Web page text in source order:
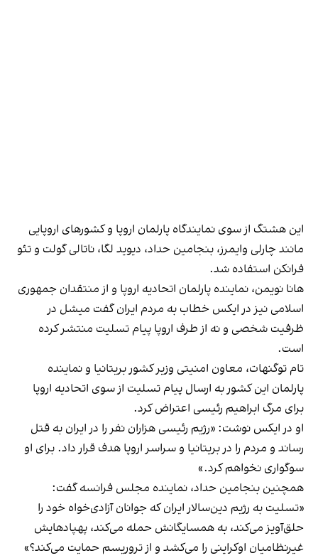
این هشتگ از سوی نمایندگاه پارلمان اروپا و کشورهای اروپایی
مانند چارلی وایمرز، بنجامین حداد، دیوید لگا، ناتالی گولت و تئو
فرانکن استفاده شد.
هانا نویمن، نماینده پارلمان اتحادیه اروپا و از منتقدان جمهوری
اسلامی نیز در ایکس خطاب به مردم ایران گفت میشل در
ظرفیت شخصی و نه از طرف اروپا پیام تسلیت منتشر کرده‌
است.
تام توگنهات، معاون امنیتی وزیر کشور بریتانیا و نماینده
پارلمان این کشور به ارسال پیام تسلیت از سوی اتحادیه اروپا
برای مرگ ابراهیم رئيسی اعتراض کرد.
او در ایکس نوشت: «رژیم رئيسی هزاران نفر را در ایران به قتل
رساند و مردم را در بریتانیا و سراسر اروپا هدف قرار داد. برای او
سوگواری نخواهم کرد.»
همچنین بنجامین حداد، نماینده مجلس فرانسه گفت:
«تسلیت به رژیم دین‌سالار ایران که جوانان آزادی‌خواه خود را
حلق‌آویز می‌کند، به همسایگانش حمله می‌کند، پهپاد‌هایش
غیرنظامیان اوکراینی را می‌کشد و از تروریسم حمایت می‌کند؟»